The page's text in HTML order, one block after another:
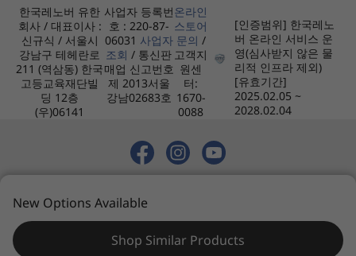
지속 가능한 방식으로 만들고 포장
모든 레노버 장치는 탄소 배출을 줄이기 위해 저온
노버는 공급망에서 100만 톤의 온실 가스 배출량을
인증/등록
EPEAT®Gold(일부 지역에 한함*)
ENERGY STAR® 8
*국가별 등록 상태를 확인하려면www.epeat.net을 방문하세요.
사양은 지역/모델에 따라 다를 수 있습니다.
기타 정보
보안
Microsoft 11 보안 코어 PC (모델에 따라 다름)
스마트 전원 켜기(전원 버튼에 통합된 지문 리더기)
한국레노버 유한
회사 / 대표이사 :
신규식 / 서울시
강남구 테헤란로
211 (역삼동) 한국
고등교육재단빌
딩 12층
(우)06141
사업자 등록번
호 : 220-87-
06031 사업자
조회 / 통신판
매업 신고번호
제 2013서울
강남02683호
온라인
스토어
문의 /
고객지
원센
터:
1670-
0088
[인증범위] 한국레노
버 온라인 서비스 운
영(심사받지 않은 물
리적 인프라 제외)
[유효기간]
2025.02.05 ~
2028.02.04
개인정보 처리방침
New Options Available
Shop Similar Products